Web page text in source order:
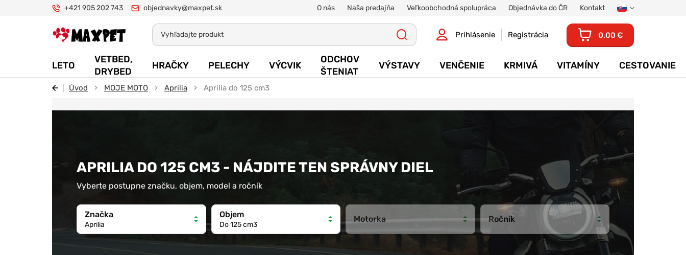
+421 905 202 743 objednavky@maxpet.sk O nás Naša predajňa Veľkoobchodná spolupráca Objednávka do ČR
Kontakt
Prihlásenie Registrácia 0,00 €
LETO
VETBED,
DRYBED
HRAČKY PELECHY VÝCVIK
ODCHOV
ŠTENIAT
VÝSTAVY VENČENIE KRMIVÁ VITAMÍNY CESTOVANIE
Úvod MOJE MOTO Aprilia Aprilia do 125 cm3
APRILIA DO 125 CM3 - NÁJDITE TEN SPRÁVNY DIEL
Vyberte postupne značku, objem, model a ročník
Značka
Aprilia
Objem
Do 125 cm3
Motorka Ročník